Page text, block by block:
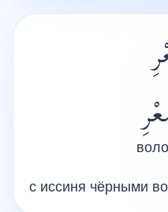
с иссиня чёрными